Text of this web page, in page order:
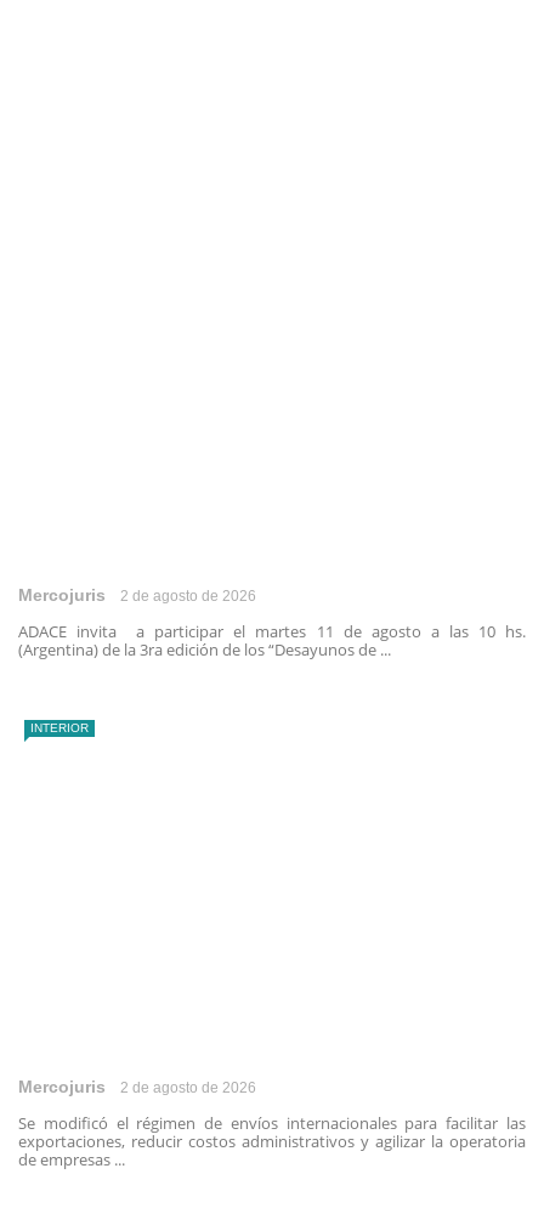
Mercojuris 2 de agosto de 2026
ADACE invita a participar el martes 11 de agosto a las 10 hs.
(Argentina) de la 3ra edición de los “Desayunos de ...
INTERIOR
Mercojuris 2 de agosto de 2026
Se modificó el régimen de envíos internacionales para facilitar las
exportaciones, reducir costos administrativos y agilizar la operatoria
de empresas ...